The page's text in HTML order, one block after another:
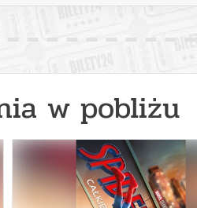
w pobliżu